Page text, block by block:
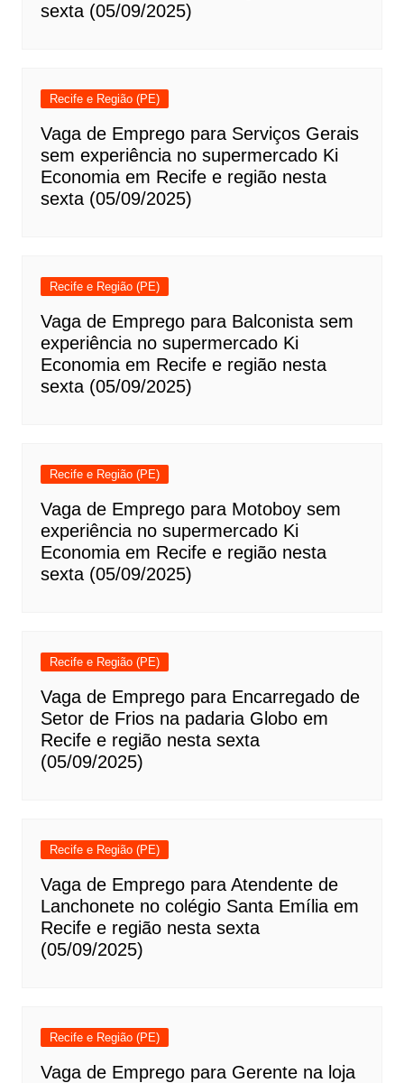
sexta (05/09/2025)
Recife e Região (PE)
Vaga de Emprego para Serviços Gerais
sem experiência no supermercado Ki
Economia em Recife e região nesta
sexta (05/09/2025)
Recife e Região (PE)
Vaga de Emprego para Balconista sem
experiência no supermercado Ki
Economia em Recife e região nesta
sexta (05/09/2025)
Recife e Região (PE)
Vaga de Emprego para Motoboy sem
experiência no supermercado Ki
Economia em Recife e região nesta
sexta (05/09/2025)
Recife e Região (PE)
Vaga de Emprego para Encarregado de
Setor de Frios na padaria Globo em
Recife e região nesta sexta
(05/09/2025)
Recife e Região (PE)
Vaga de Emprego para Atendente de
Lanchonete no colégio Santa Emília em
Recife e região nesta sexta
(05/09/2025)
Recife e Região (PE)
Vaga de Emprego para Gerente na loja